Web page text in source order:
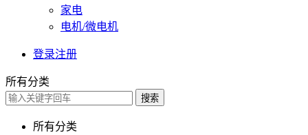
家电
电机/微电机
登录注册
所有分类
搜索
所有分类